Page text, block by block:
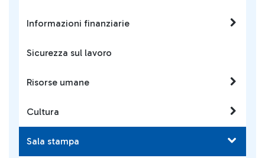
Informazioni finanziarie
Sicurezza sul lavoro
Risorse umane
Cultura
Sala stampa